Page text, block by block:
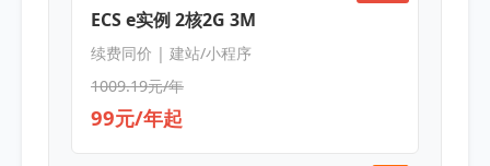
ECS e实例 2核2G 3M
续费同价 | 建站/小程序
1009.19元/年
99元/年起